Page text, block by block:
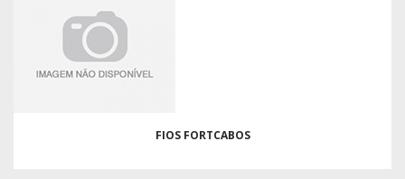
FIOS FORTCABOS